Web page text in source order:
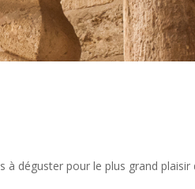
déguster pour le plus grand plaisir